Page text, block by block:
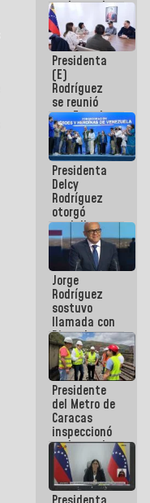
trabajos de
mantenimiento
e inspección
en la Línea 2
Presidenta
(E)
Rodríguez
se reunió
con Estado
Mayor
Eléctrico
para
abordar
planes de
acción
Presidenta
Delcy
Rodríguez
otorgó
medalla
"Héroe de
Venezuela"
a servidores
públicos
Jorge
Rodríguez
sostuvo
llamada con
Dinorah
Figuera y
acuerdan
primer
encuentro
presencial
para el
diálogo
Presidente
del Metro de
Caracas
inspeccionó
trabajos de
rehabilitación
y
modernización